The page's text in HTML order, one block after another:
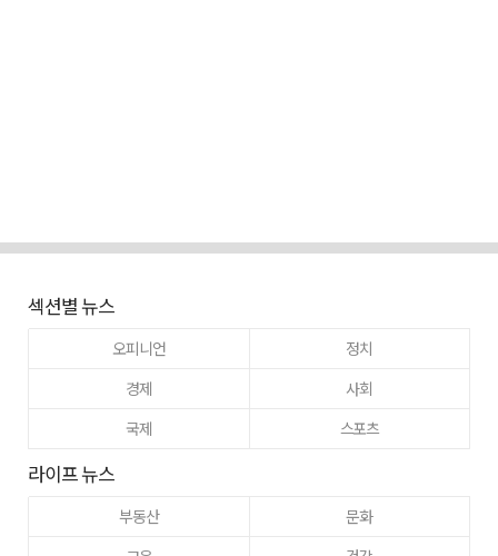
섹션별 뉴스
오피니언
정치
경제
사회
국제
스포츠
라이프 뉴스
부동산
문화